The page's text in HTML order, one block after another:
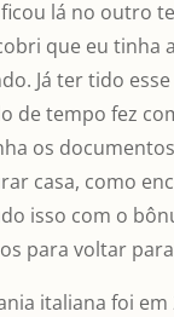
lá no outro
que eu tinha a
Já ter tido
de tempo fez
os documentos
casa, como
isso com o
para voltar
italiana foi em